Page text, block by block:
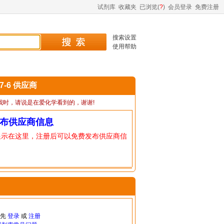
试剂库 收藏夹 已浏览(?) 会员登录 免费注册
搜索设置
使用帮助
6 供应商
时，请说是在爱化学看到的，谢谢!
供应商信息
在这里，注册后可以免费发布供应商信
登录或 注册